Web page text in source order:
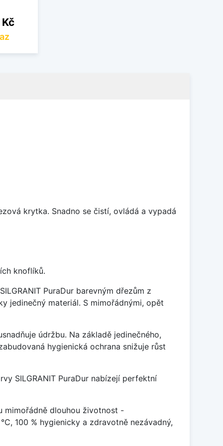
krytka. Snadno se čistí, ovládá a vypadá
knoflíků.
PuraDur barevným dřezům z
jedinečný materiál. S mimořádnými, opět
údržbu. Na základě jedinečného,
hygienická ochrana snižuje růst
SILGRANIT PuraDur nabízejí perfektní
mimořádně dlouhou životnost -
100 % hygienicky a zdravotně nezávadný,